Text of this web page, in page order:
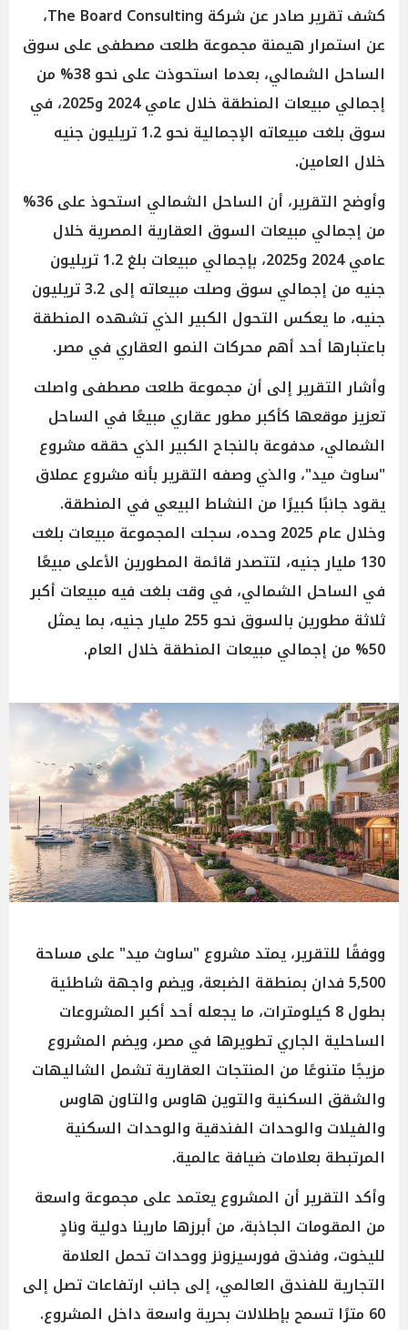
كشف تقرير صادر عن شركة The Board Consulting،
عن استمرار هيمنة مجموعة طلعت مصطفى على سوق
الساحل الشمالي، بعدما استحوذت على نحو 38% من
إجمالي مبيعات المنطقة خلال عامي 2024 و2025، في
سوق بلغت مبيعاته الإجمالية نحو 1.2 تريليون جنيه
خلال العامين.
وأوضح التقرير، أن الساحل الشمالي استحوذ على 36%
من إجمالي مبيعات السوق العقارية المصرية خلال
عامي 2024 و2025، بإجمالي مبيعات بلغ 1.2 تريليون
جنيه من إجمالي سوق وصلت مبيعاته إلى 3.2 تريليون
جنيه، ما يعكس التحول الكبير الذي تشهده المنطقة
باعتبارها أحد أهم محركات النمو العقاري في مصر.
وأشار التقرير إلى أن مجموعة طلعت مصطفى واصلت
تعزيز موقعها كأكبر مطور عقاري مبيعًا في الساحل
الشمالي، مدفوعة بالنجاح الكبير الذي حققه مشروع
"ساوث ميد"، والذي وصفه التقرير بأنه مشروع عملاق
يقود جانبًا كبيرًا من النشاط البيعي في المنطقة.
وخلال عام 2025 وحده، سجلت المجموعة مبيعات بلغت
130 مليار جنيه، لتتصدر قائمة المطورين الأعلى مبيعًا
في الساحل الشمالي، في وقت بلغت فيه مبيعات أكبر
ثلاثة مطورين بالسوق نحو 255 مليار جنيه، بما يمثل
50% من إجمالي مبيعات المنطقة خلال العام.
ووفقًا للتقرير، يمتد مشروع "ساوث ميد" على مساحة
5,500 فدان بمنطقة الضبعة، ويضم واجهة شاطئية
بطول 8 كيلومترات، ما يجعله أحد أكبر المشروعات
الساحلية الجاري تطويرها في مصر، ويضم المشروع
مزيجًا متنوعًا من المنتجات العقارية تشمل الشاليهات
والشقق السكنية والتوين هاوس والتاون هاوس
والفيلات والوحدات الفندقية والوحدات السكنية
المرتبطة بعلامات ضيافة عالمية.
وأكد التقرير أن المشروع يعتمد على مجموعة واسعة
من المقومات الجاذبة، من أبرزها مارينا دولية ونادٍ
لليخوت، وفندق فورسيزونز ووحدات تحمل العلامة
التجارية للفندق العالمي، إلى جانب ارتفاعات تصل إلى
60 مترًا تسمح بإطلالات بحرية واسعة داخل المشروع.